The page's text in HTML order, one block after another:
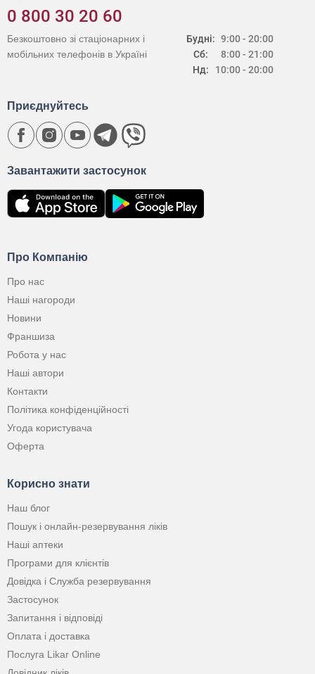
0 800 30 20 60
Будні:
Сб:
Нд:
9:00 - 20:00
8:00 - 21:00
10:00 - 20:00
Безкоштовно зі стаціонарних і
мобільних телефонів в Україні
Про Компанію
Про нас
Наші нагороди
Новини
Франшиза
Робота у нас
Наші автори
Контакти
Політика конфіденційності
Угода користувача
Оферта
Корисно знати
Наш блог
Пошук і онлайн-резервування ліків
Наші аптеки
Програми для клієнтів
Довідка і Служба резервування
Застосунок
Запитання і відповіді
Оплата і доставка
Послуга Likar Online
Завантажити застосунок
Приєднуйтесь